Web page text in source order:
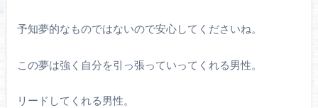
予知夢的なものではないので安心してくださいね。
この夢は強く自分を引っ張っていってくれる男性。
リードしてくれる男性。